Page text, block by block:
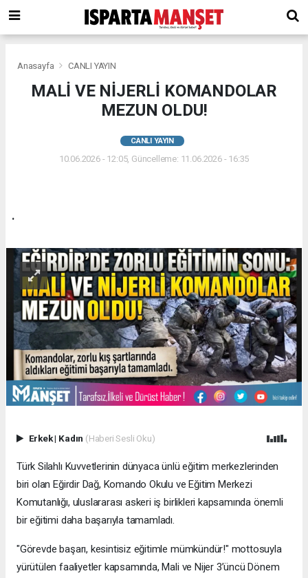
Anasayfa CANLI YAYIN
MALİ VE NİJERLİ KOMANDOLAR
MEZUN OLDU!
CANLI YAYIN
10.06.2026 - 12:05, Güncelleme: 11.06.2026 - 16:35
.
Erkek| Kadın (Haberi Sesli Oku)
​Türk Silahlı Kuvvetlerinin dünyaca ünlü eğitim merkezlerinden
biri olan Eğirdir Dağ, Komando Okulu ve Eğitim Merkezi
Komutanlığı, uluslararası askeri iş birlikleri kapsamında önemli
bir eğitimi daha başarıyla tamamladı.
​"Görevde başarı, kesintisiz eğitimle mümkündür!" mottosuyla
yürütülen faaliyetler kapsamında, Mali ve Nijer 3’üncü Dönem